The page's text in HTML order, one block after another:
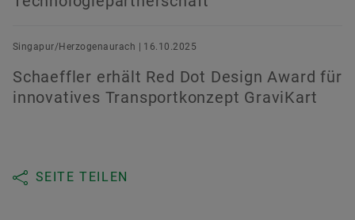
Singapur/Herzogenaurach | 16.10.2025
Schaeffler erhält Red Dot Design Award für
innovatives Transportkonzept GraviKart
SEITE TEILEN